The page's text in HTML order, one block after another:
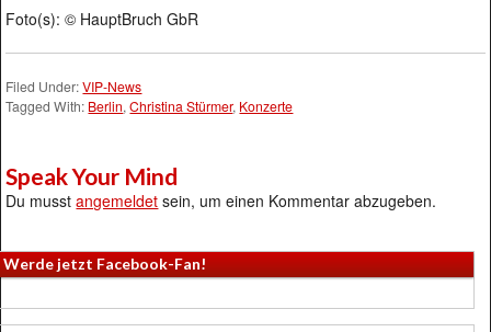
Foto(s): © HauptBruch GbR
Filed Under:VIP-News
Tagged With: Berlin,Christina Stürmer, Konzerte
Speak Your Mind
Du musstangemeldet sein, um einen Kommentar abzugeben.
Werde jetzt Facebook-Fan!